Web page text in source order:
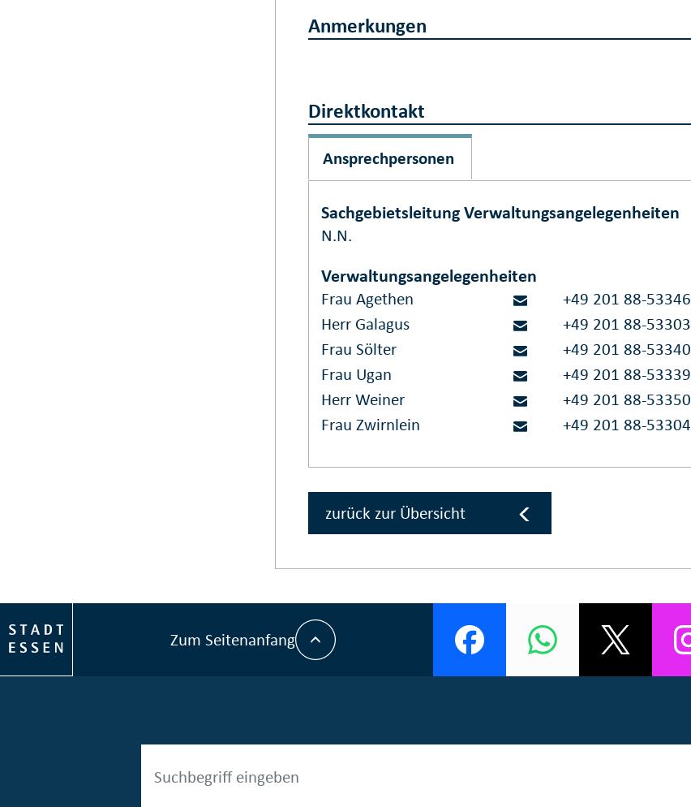
Anmerkungen
Direktkontakt
Ansprechpersonen
Sachgebietsleitung Verwaltungsangelegenheiten
N.N.
Verwaltungsangelegenheiten
Frau Agethen
+49 201 88-53346
Herr Galagus
+49 201 88-53303
Frau Sölter
+49 201 88-53340
Frau Ugan
+49 201 88-53339
Herr Weiner
+49 201 88-53350
Frau Zwirnlein
+49 201 88-53304
zurück zur Übersicht
Zum Seitenanfang